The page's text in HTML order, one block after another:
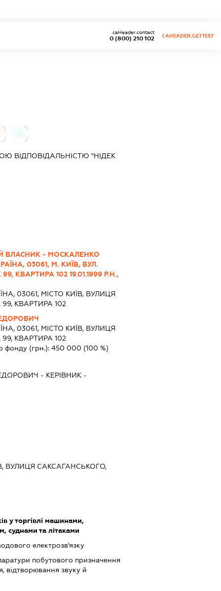
0 (800) 210 102
caHeader.contact
CAHEADER.GETTEST
ВІДПОВІДАЛЬНІСТЮ "НІДЕК
ВЛАСНИК - МОСКАЛЕНКО
03061, М. КИЇВ, ВУЛ.
КВАРТИРА 102 19.01.1999 Р.Н.,
03061, МІСТО КИЇВ, ВУЛИЦЯ
КВАРТИРА 102
03061, МІСТО КИЇВ, ВУЛИЦЯ
КВАРТИРА 102
фонду (грн.): 450 000 (100 %)
- КЕРІВНИК-
ВУЛИЦЯ САКСАГАНСЬКОГО,
у торгівлі машинами,
суднами та літаками
електрозв'язку
побутового призначення
відтворювання звуку й